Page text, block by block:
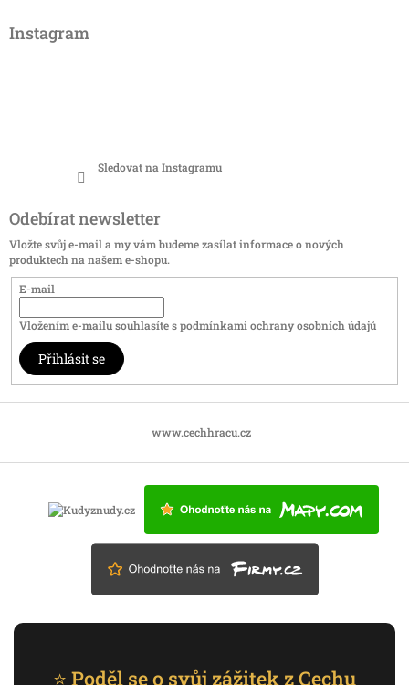
Instagram
Sledovat na Instagramu
Odebírat newsletter
Vložte svůj e-mail a my vám budeme zasílat informace o nových
produktech na našem e-shopu.
E-mail
Vložením e-mailu souhlasíte spodmínkami ochrany osobních údajů
Přihlásit se
www.cechhracu.cz
⭐ Poděl se o svůj zážitek z Cechu